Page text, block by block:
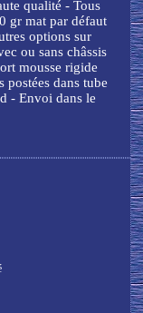
qualité - Tous
gr mat par défaut
options sur
ou sans châssis
mousse rigide
dans tube
- Envoi dans le